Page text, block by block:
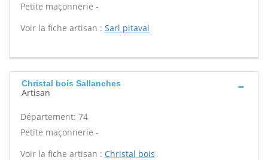
Petite maçonnerie -
Voir la fiche artisan : Sarl pitaval
Christal bois Sallanches
Artisan
Département: 74
Petite maçonnerie -
Voir la fiche artisan : Christal bois